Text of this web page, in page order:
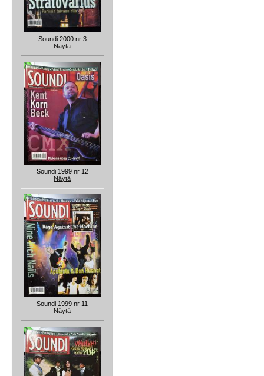
Soundi 2000 nr 3
Näytä
Soundi 1999 nr 12
Näytä
Soundi 1999 nr 11
Näytä